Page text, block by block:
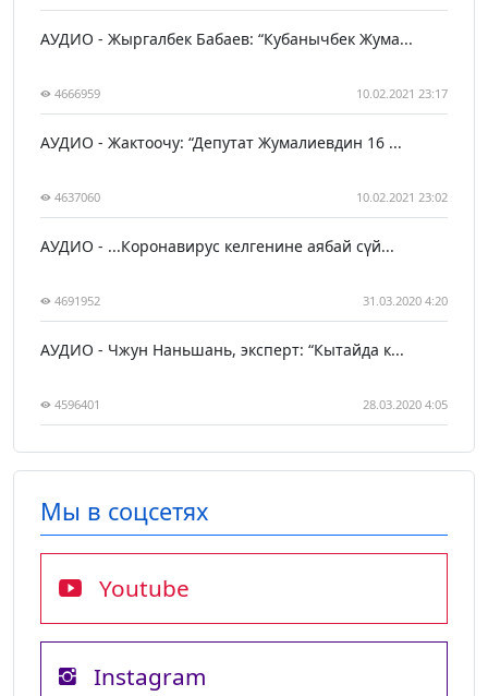
АУДИО - Жыргалбек Бабаев: “Кубанычбек Жума...
4666959 10.02.2021 23:17
АУДИО - Жактоочу: “Депутат Жумалиевдин 16 ...
4637060 10.02.2021 23:02
АУДИО - ...Коронавирус келгенине аябай сүй...
4691952 31.03.2020 4:20
АУДИО - Чжун Наньшань, эксперт: “Кытайда к...
4596401 28.03.2020 4:05
Мы в соцсетях
Youtube
Instagram